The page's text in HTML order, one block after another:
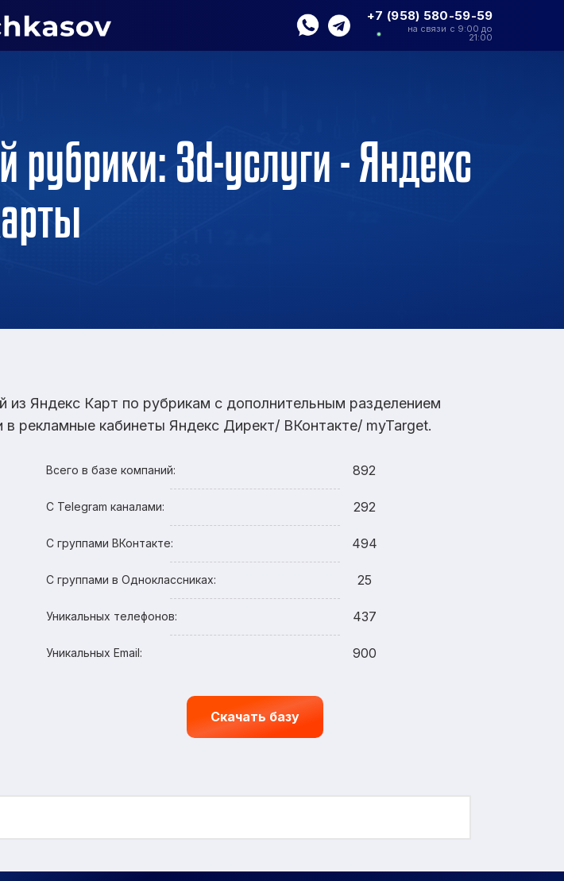
+7 (958) 580-59-59
на связи с 9:00 до
21:00
рубрики: 3d-услуги - Яндекс
из Яндекс Карт по рубрикам с дополнительным разделением
рекламные кабинеты Яндекс Директ/ ВКонтакте/ myTarget.
Всего в базе компаний: 892
С Telegram каналами: 292
С группами ВКонтакте: 494
С группами в Одноклассниках: 25
Уникальных телефонов: 437
Уникальных Email: 900
Скачать базу